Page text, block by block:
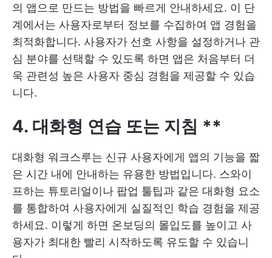
의 앱으로 만드는 방법을 빠르게 안내하세요. 이 단
계에서는 사용자로부터 정보를 수집하여 앱 경험을
최적화합니다. 사용자가 선호 사항을 설정하거나 관
심 분야를 선택할 수 있도록 하면 앱은 처음부터 더
욱 관련성 높은 사용자 중심 경험을 제공할 수 있습
니다.
4. 대화형 연습 또는 지침 **
대화형 워크스루는 신규 사용자에게 앱의 기능을 짧
은 시간 내에 안내하는 유용한 방법입니다. 스와이
프하는 튜토리얼이나 팝업 툴팁과 같은 대화형 요소
를 통합하여 사용자에게 실질적인 학습 경험을 제공
하세요. 이렇게 하면 온보딩의 몰입도를 높이고 사
용자가 최대한 빨리 시작하도록 유도할 수 있습니